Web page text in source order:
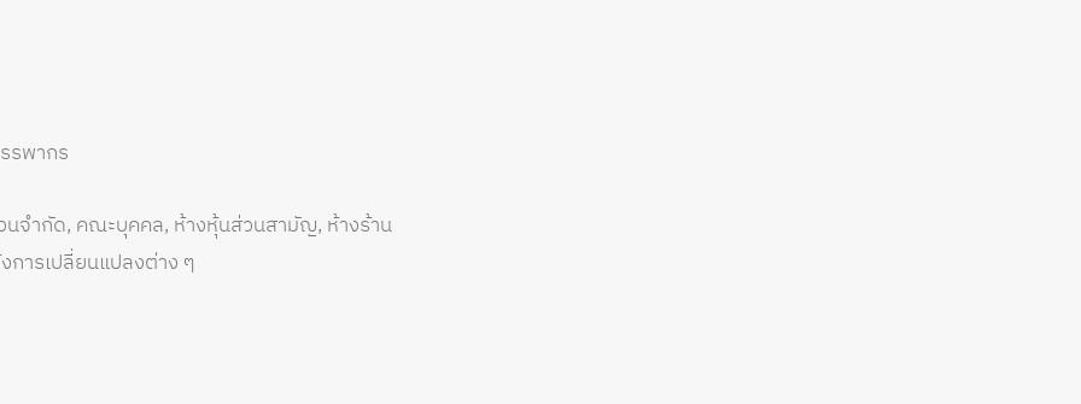
รพากร
นจำกัด, คณะบุคคล, ห้างหุ้นส่วนสามัญ, ห้างร้าน
การเปลี่ยนแปลงต่าง ๆ